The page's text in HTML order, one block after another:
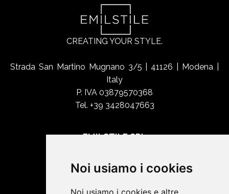
Noi usiamo i cookies
Noi usiamo i cookies e altre
CREATING YOUR STYLE.
Strada San Martino Mugnano 3/5 | 41126 | Modena |
Italy
P. IVA 03879570368
Tel. +39 3428047663
EMILSTILE SRL
Shop Online